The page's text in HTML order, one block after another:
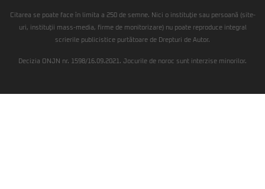
Citarea se poate face în limita a 250 de semne. Nici o instituţie sau persoană (site-
uri, instituţii mass-media, firme de monitorizare) nu poate reproduce integral
scrierile publicistice purtătoare de Drepturi de Autor.
Decizia ONJN nr. 1598/16.09.2021. Jocurile de noroc sunt interzise minorilor.